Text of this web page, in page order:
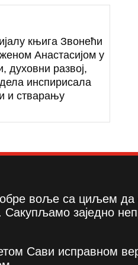
књига Звонећи
Анастасијом у
духовни развој,
инспирисала
и стварању
воље са циљем да
заједно
Сави исправном